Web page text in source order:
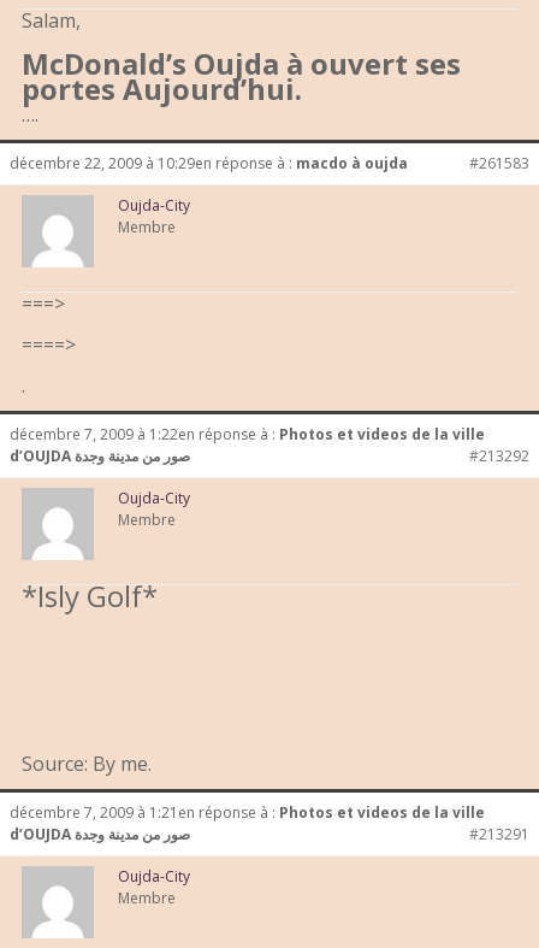
Salam,
McDonald’s Oujda à ouvert ses
portes Aujourd’hui.
….
décembre 22, 2009 à 10:29en réponse à : macdo à oujda #261583
Oujda-City
Membre
===>
====>
.
décembre 7, 2009 à 1:22en réponse à : Photos et videos de la ville
d’OUJDA صور من مدينة وجدة
#213292
Oujda-City
Membre
*Isly Golf*
Source: By me.
décembre 7, 2009 à 1:21 en réponse à : Photos et videos de la ville
d’OUJDA صور من مدينة وجدة
#213291
Oujda-City
Membre